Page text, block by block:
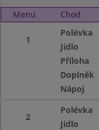
Menu Chod
1
Polévka
Jídlo
Příloha
Doplněk
Nápoj
2
Polévka
Jídlo